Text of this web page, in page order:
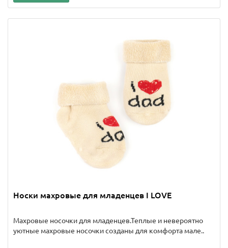
Носки махровые для младенцев I LOVE
Махровые носочки для младенцев.Теплые и невероятно
уютные махровые носочки созданы для комфорта мале..